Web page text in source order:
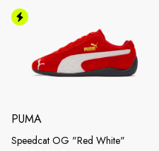
PUMA
Speedcat OG "Red White"